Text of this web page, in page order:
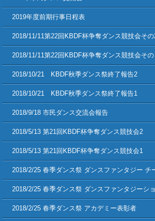
2019年度前期行事日程表
2018/11/11第22回KBDF杯争奪ダンス競技会その
2018/11/11第22回KBDF杯争奪ダンス競技会その
2018/10/21 KBDF秋季ダンス祭終了報告2
2018/10/21 KBDF秋季ダンス祭終了報告1
2018/9/18 市民ダンス交流会報告
2018/5/13 第21回KBDF杯争奪ダンス競技会2
2018/5/13 第21回KBDF杯争奪ダンス競技会1
2018/2/25 春季ダンス祭 ダンスファンタジー チ
2018/2/25 春季ダンス祭 ダンスファンタジーシ
2018/2/25 春季ダンス祭 アカデミー表彰者